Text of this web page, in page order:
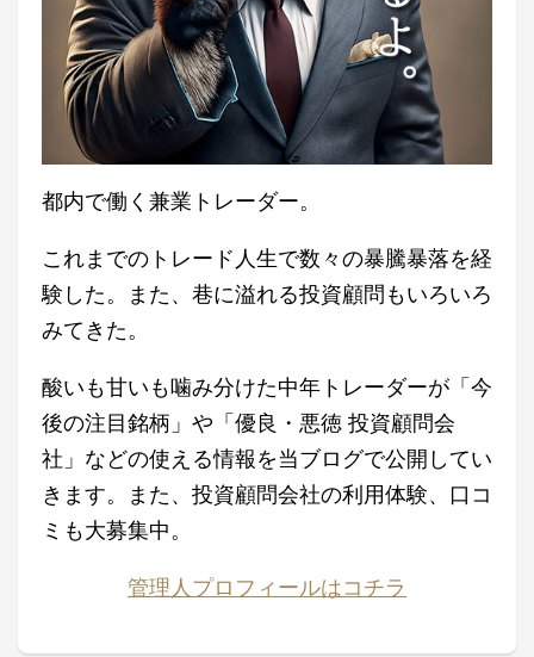
都内で働く兼業トレーダー。
これまでのトレード人生で数々の暴騰暴落を経
験した。また、巷に溢れる投資顧問もいろいろ
みてきた。
酸いも甘いも噛み分けた中年トレーダーが「今
後の注目銘柄」や「優良・悪徳 投資顧問会
社」などの使える情報を当ブログで公開してい
きます。また、投資顧問会社の利用体験、口コ
ミも大募集中。
管理人プロフィールはコチラ